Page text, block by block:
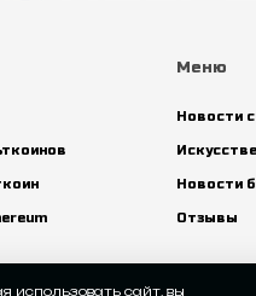
использовать сайт, вы
Меню
Новости
Новости
Отзывы